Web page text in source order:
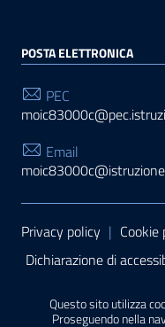
Questo sito utilizza
Proseguendo nella
POSTA ELETTRONICA
PEC
Email
Sezione Link
Privacy policy | Cookie
Dichiarazione di
PA di AgID
|